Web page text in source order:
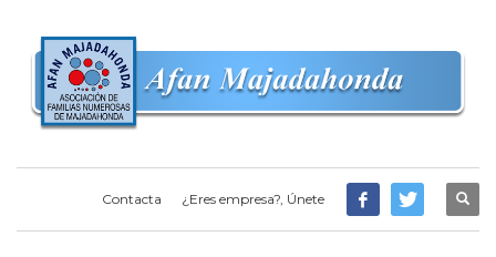
Contacta ¿Eres empresa?, Únete